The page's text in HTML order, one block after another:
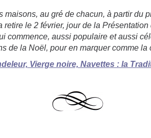
maisons, au gré de chacun, à partir du
le 2 février, jour de la
commence, aussi populaire et aussi
de la Noël, pour en marquer comme la
Vierge noire, Navettes : la